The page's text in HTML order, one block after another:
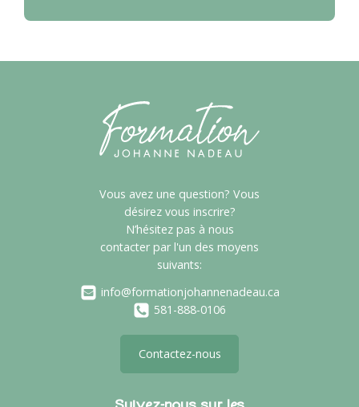
Vous avez une question? Vous
désirez vous inscrire?
N’hésitez pas à nous
contacter par l'un des moyens
suivants:
info@formationjohannenadeau.ca
581-888-0106
Contactez-nous